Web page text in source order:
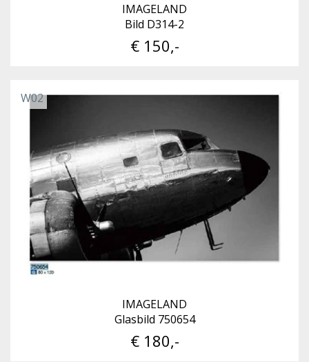
IMAGELAND
Bild D314-2
€ 150,-
W02
IMAGELAND
Glasbild 750654
€ 180,-